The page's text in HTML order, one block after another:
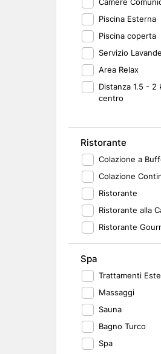
Piscina Esterna
Piscina coperta
Servizio
Area Relax
Distanza 1.5 - 2
centro
Ristorante
Colazione a
Colazione
Ristorante
Ristorante alla
Ristorante
Spa
Trattamenti
Massaggi
Sauna
Bagno Turco
Spa